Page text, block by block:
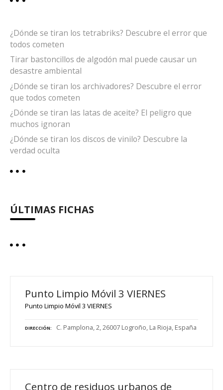
¿Dónde se tiran los tetrabriks? Descubre el error que
todos cometen
Tirar bastoncillos de algodón mal puede causar un
desastre ambiental
¿Dónde se tiran los archivadores? Descubre el error
que todos cometen
¿Dónde se tiran las latas de aceite? El peligro que
muchos ignoran
¿Dónde se tiran los discos de vinilo? Descubre la
verdad oculta
ÚLTIMAS FICHAS
Punto Limpio Móvil 3 VIERNES
Punto Limpio Móvil 3 VIERNES
DIRECCIÓN C. Pamplona, 2, 26007 Logroño, La Rioja, España
Centro de residuos urbanos de